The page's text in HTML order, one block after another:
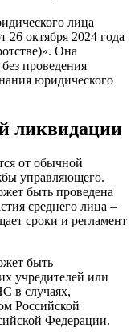
лица
26 октября 2024 года
Она
проведения
юридического
ликвидации
от обычной
управляющего.
быть проведена
среднего лица –
сроки и регламент
быть
учредителей или
в случаях,
Российской
Федерации.